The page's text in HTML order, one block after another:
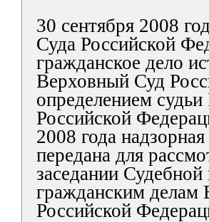
30 сентября 2008
Суда Российской
гражданское дело
Верховный Суд
определением
Российской
2008 года
передана для
заседании Судебной
гражданским делам
Российской